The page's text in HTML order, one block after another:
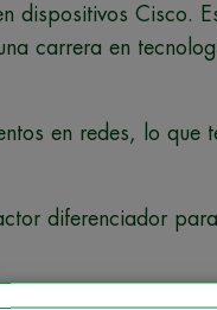
dispositivos Cisco.
carrera en
en redes, lo que
diferenciador